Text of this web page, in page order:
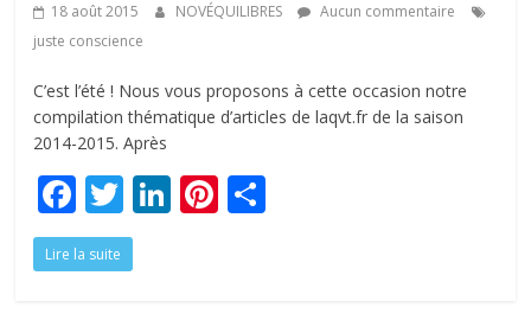
18 août 2015 NOVÉQUILIBRES
Aucun commentaire
juste conscience
C’est l’été ! Nous vous proposons à cette occasion notre
compilation thématique d’articles de laqvt.fr de la saison
2014-2015. Après
F
ac
e
T
w
itt
Li Pi
Lire la suite